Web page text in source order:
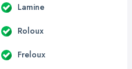
Lamine
Roloux
Freloux